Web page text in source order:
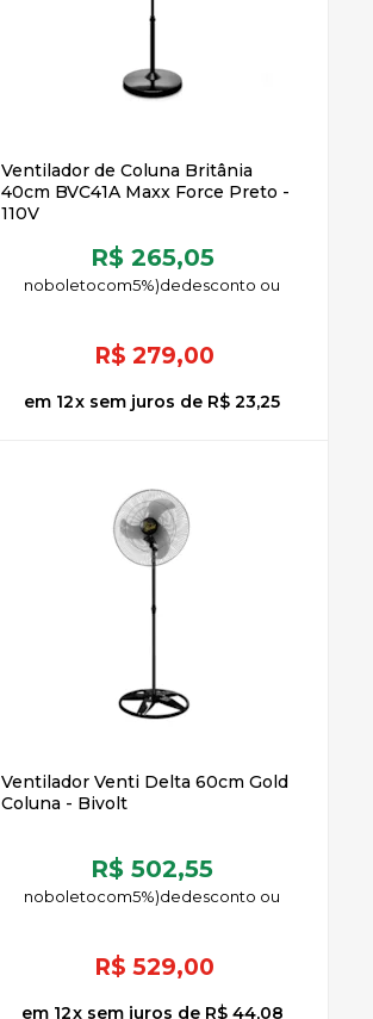
Ventilador de Coluna Britânia
40cm BVC41A Maxx Force Preto -
110V
R$ 265,05
de
5%)
noboleto
R$ 279,00
12x de R$ 23,25
sem juros
Ventilador Venti Delta 60cm Gold
Coluna - Bivolt
R$ 502,55
de
5%)
noboleto
R$ 529,00
12x de R$ 44,08
sem juros